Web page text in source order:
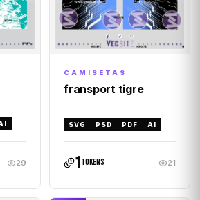
29
CAMISETAS
fransport tigre
SVG PSD PDF AI
1tokens 21